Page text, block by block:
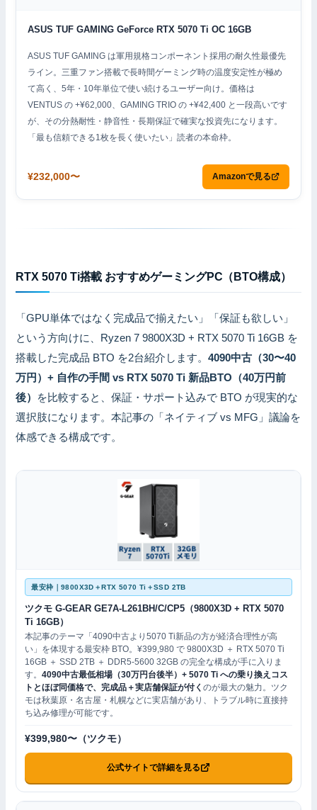
ASUS TUF GAMING GeForce RTX 5070 Ti OC 16GB
ASUS TUF GAMING は軍用規格コンポーネント採用の耐久性最優先
ライン。三重ファン搭載で長時間ゲーミング時の温度安定性が極め
て高く、5年・10年単位で使い続けるユーザー向け。価格は
VENTUS の +¥62,000、GAMING TRIO の +¥42,400 と一段高いです
が、その分熱耐性・静音性・長期保証で確実な投資先になります。
「最も信頼できる1枚を長く使いたい」読者の本命枠。
¥232,000〜 Amazonで見る
RTX 5070 Ti搭載 おすすめゲーミングPC（BTO構成）
「GPU単体ではなく完成品で揃えたい」「保証も欲しい」
という方向けに、Ryzen 7 9800X3D + RTX 5070 Ti 16GB を
搭載した完成品 BTO を2台紹介します。4090中古（30〜40
万円）+ 自作の手間 vs RTX 5070 Ti 新品BTO（40万円前
後） を比較すると、保証・サポート込みで BTO が現実的な
選択肢になります。本記事の「ネイティブ vs MFG」議論を
体感できる構成です。
最安枠｜9800X3D＋RTX 5070 Ti＋SSD 2TB
ツクモ G-GEAR GE7A-L261BH/C/CP5（9800X3D + RTX 5070
Ti 16GB）
本記事のテーマ「4090中古より5070 Ti新品の方が経済合理性が高
い」を体現する最安枠 BTO。¥399,980 で 9800X3D ＋ RTX 5070 Ti
16GB ＋ SSD 2TB ＋ DDR5-5600 32GB の完全な構成が手に入りま
す。4090中古最低相場（30万円台後半）+ 5070 Ti への乗り換えコス
トとほぼ同価格で、完成品＋実店舗保証が付くのが最大の魅力。ツク
モは秋葉原・名古屋・札幌などに実店舗があり、トラブル時に直接持
ち込み修理が可能です。
¥399,980〜（ツクモ）
公式サイトで詳細を見る